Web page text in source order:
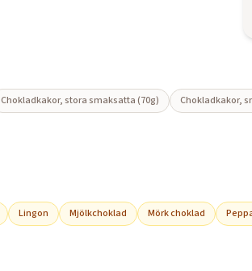
Chokladkakor, stora smaksatta (70g) Chokladkakor,
Lingon Mjölkchoklad Mörk choklad